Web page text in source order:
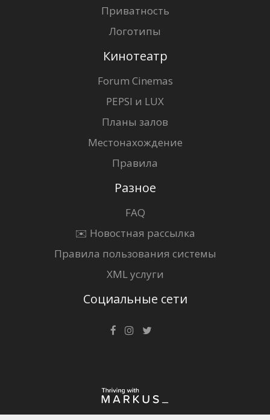
Приватность
Логотипы
Кинотеатр
Forum Cinemas
PEPSI и LUX
Планы залов
Местонахождение
Правила
Разное
FAQ
✉️ Новостная рассылка
Правила пользования системы
XML услуги
Социальные сети